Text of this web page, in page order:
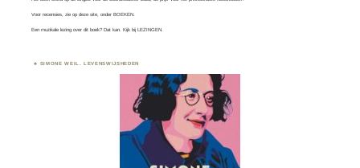
Voor recensies, zie op deze site, onderBOEKEN
Een muzikale lezing over dit boek? Dat kan. Kijk bijLEZINGEN.
SIMONE WEIL. LEVENSWIJSHEDEN